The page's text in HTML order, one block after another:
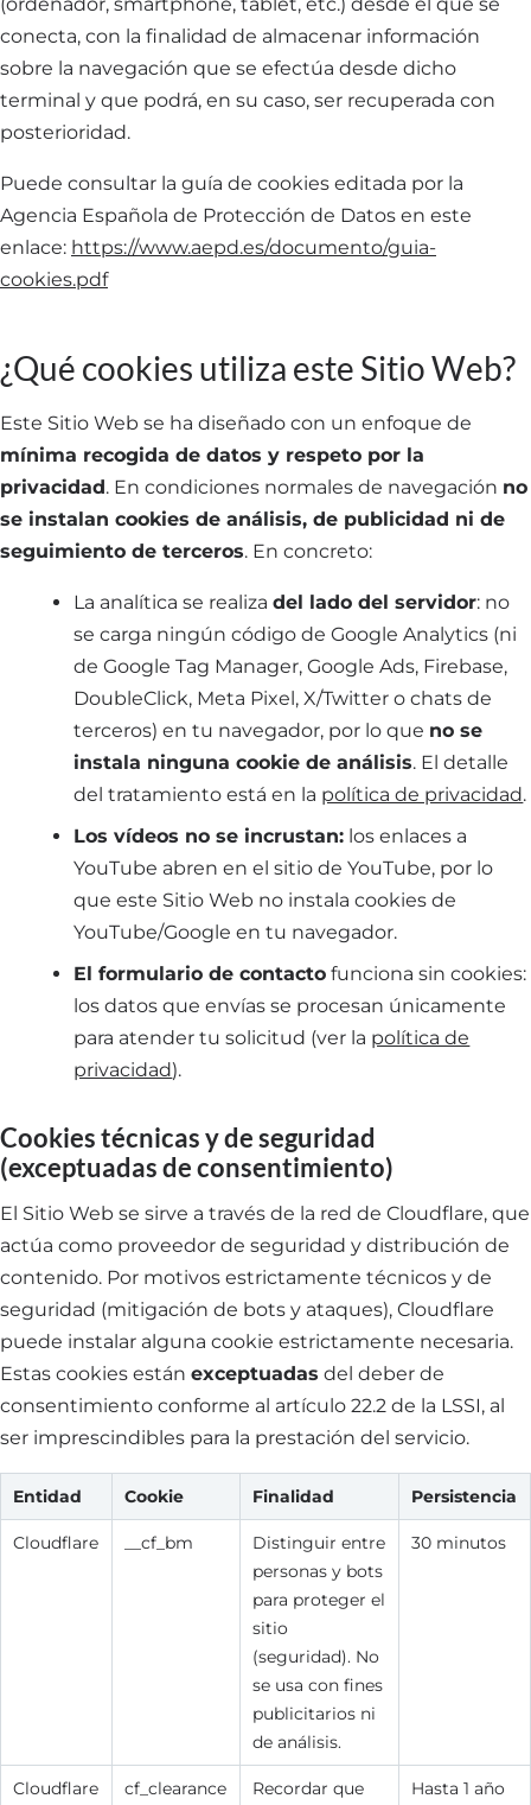
conecta, con la finalidad de almacenar información
sobre la navegación que se efectúa desde dicho
terminal y que podrá, en su caso, ser recuperada con
posterioridad.
Puede consultar la guía de cookies editada por la
Agencia Española de Protección de Datos en este
enlace: https://www.aepd.es/documento/guia-
cookies.pdf
¿Qué cookies utiliza este Sitio Web?
Este Sitio Web se ha diseñado con un enfoque de
mínima recogida de datos y respeto por la
privacidad. En condiciones normales de navegación no
se instalan cookies de análisis, de publicidad ni de
seguimiento de terceros. En concreto:
La analítica se realizadel lado del servidor: no
se carga ningún código de Google Analytics (ni
de Google Tag Manager, Google Ads, Firebase,
DoubleClick, Meta Pixel, X/Twitter o chats de
terceros) en tu navegador, por lo que no se
instala ninguna cookie de análisis. El detalle
del tratamiento está en la política de privacidad.
Los vídeos no se incrustan: los enlaces a
YouTube abren en el sitio de YouTube, por lo
que este Sitio Web no instala cookies de
YouTube/Google en tu navegador.
El formulario de contacto funciona sin cookies:
los datos que envías se procesan únicamente
para atender tu solicitud (ver la política de
privacidad).
Cookies técnicas y de seguridad
(exceptuadas de consentimiento)
El Sitio Web se sirve a través de la red de Cloudflare, que
actúa como proveedor de seguridad y distribución de
contenido. Por motivos estrictamente técnicos y de
seguridad (mitigación de bots y ataques), Cloudflare
puede instalar alguna cookie estrictamente necesaria.
Estas cookies están exceptuadas del deber de
consentimiento conforme al artículo 22.2 de la LSSI, al
ser imprescindibles para la prestación del servicio.
Entidad Cookie Finalidad Persistencia
Cloudflare __cf_bm
Distinguir entre
personas y bots
para proteger el
sitio
(seguridad). No
se usa con fines
publicitarios ni
de análisis.
30 minutos
Cloudflare cf_clearance Recordar que Hasta 1 año